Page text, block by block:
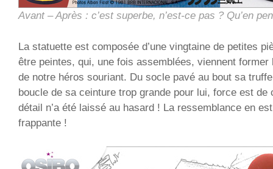
Avant – Après : c’est superbe, n’est-ce pas ? Qu’en
La statuette est composée d’une vingtaine de petites
être peintes, qui, une fois assemblées, viennent former
de notre héros souriant. Du socle pavé au bout sa
boucle de sa ceinture trop grande pour lui, force est de
détail n’a été laissé au hasard ! La ressemblance en
frappante !